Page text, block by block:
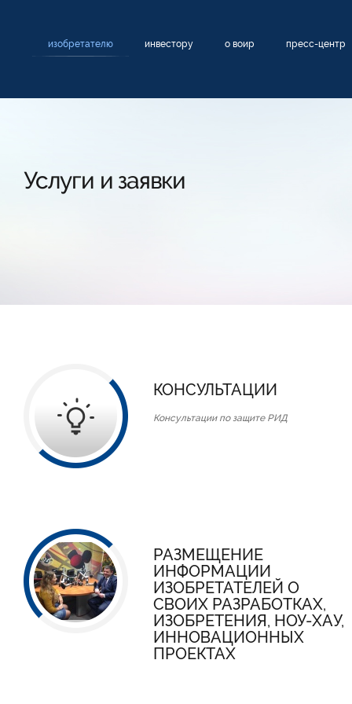
изобретателю инвестору о воир пресс-центр
Услуги и заявки
КОНСУЛЬТАЦИИ
Консультации по защите РИД
РАЗМЕЩЕНИЕ
ИНФОРМАЦИИ
ИЗОБРЕТАТЕЛЕЙ О
СВОИХ РАЗРАБОТКАХ,
ИЗОБРЕТЕНИЯ, НОУ-ХАУ,
ИННОВАЦИОННЫХ
ПРОЕКТАХ